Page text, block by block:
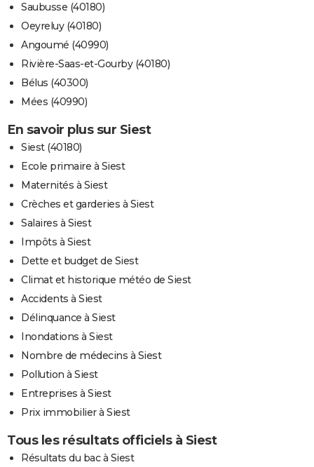
Saubusse (40180)
Oeyreluy (40180)
Angoumé (40990)
Rivière-Saas-et-Gourby (40180)
Bélus (40300)
Mées (40990)
En savoir plus sur Siest
Siest (40180)
Ecole primaire à Siest
Maternités à Siest
Crèches et garderies à Siest
Salaires à Siest
Impôts à Siest
Dette et budget de Siest
Climat et historique météo de Siest
Accidents à Siest
Délinquance à Siest
Inondations à Siest
Nombre de médecins à Siest
Pollution à Siest
Entreprises à Siest
Prix immobilier à Siest
Tous les résultats officiels à Siest
Résultats du bac à Siest